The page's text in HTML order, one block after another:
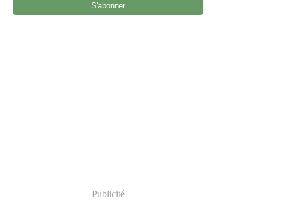
Publicité